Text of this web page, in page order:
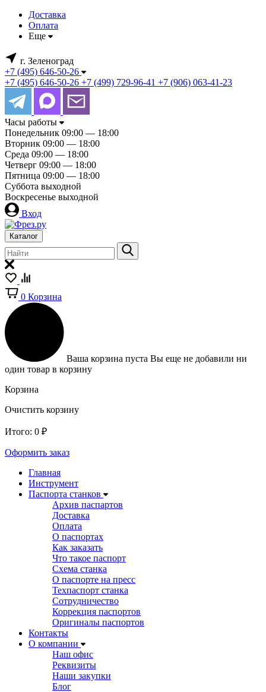
Доставка
Оплата
Еще
г. Зеленоград
+7 (495) 646-50-26
+7 (495) 646-50-26 +7 (499) 729-96-41 +7 (906) 063-41-23
Часы работы
Понедельник 09:00 — 18:00
Вторник 09:00 — 18:00
Среда 09:00 — 18:00
Четверг 09:00 — 18:00
Пятница 09:00 — 18:00
Суббота выходной
Воскресенье выходной
Вход
Каталог
0 Корзина
Ваша корзина пуста Вы еще не добавили ни
один товар в корзину
Корзина
Очистить корзину
Итого: 0 ₽
Оформить заказ
Главная
Инструмент
Паспорта станков
Архив паспартов
Доставка
Оплата
О паспортах
Как заказать
Что такое паспорт
Схема станка
О паспорте на пресс
Техпаспорт станка
Сотрудничество
Коррекция паспортов
Оригиналы паспортов
Контакты
О компании
Наш офис
Реквизиты
Наши закупки
Блог